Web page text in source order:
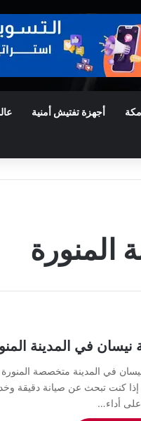
أجهزة تفتيش أمنية
المنورة
في المدينة
في المدينة متخصصة
إذا كنت تبحث عن صيانة دقيقة
أداء…